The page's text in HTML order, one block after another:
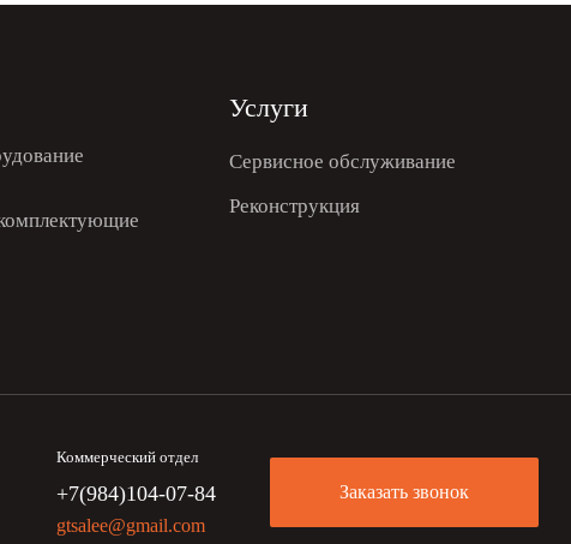
Услуги
Сервисное обслуживание
Реконструкция
Коммерческий отдел
+7(984)104-07-84
gtsalee@gmail.com
Заказать звонок